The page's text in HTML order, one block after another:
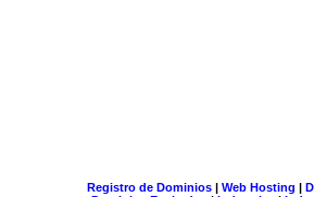
Registro de Dominios| Web Hosting |